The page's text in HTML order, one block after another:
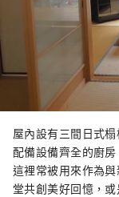
屋內設有三間日式
配備設備齊全的廚
這裡常被用來作為
堂共創美好回憶，